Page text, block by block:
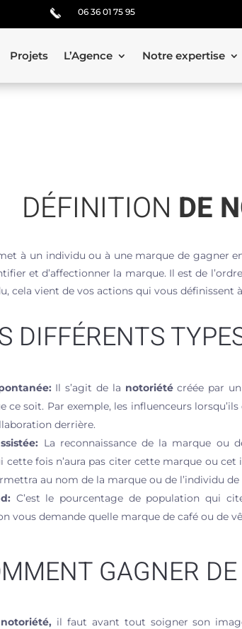
06 36 01 75 95
Projets L’Agence Notre expertise
DÉFINITION DE
à un individu ou à une marque de gagner
et d’affectionner la marque. Il est de
cela vient de vos actions qui vous définissent
DIFFÉRENTS
Il s’agit de la notoriétécréée par un
ce soit. Par exemple, les influenceurs
derrière.
La reconnaissance de la marque ou
cette fois n’aura pas citer cette marque ou
au nom de la marque ou de l’individu de
C’est le pourcentage de population qui
vous demande quelle marque de café ou de
GAGNER
notoriété, il faut avant tout soigner son